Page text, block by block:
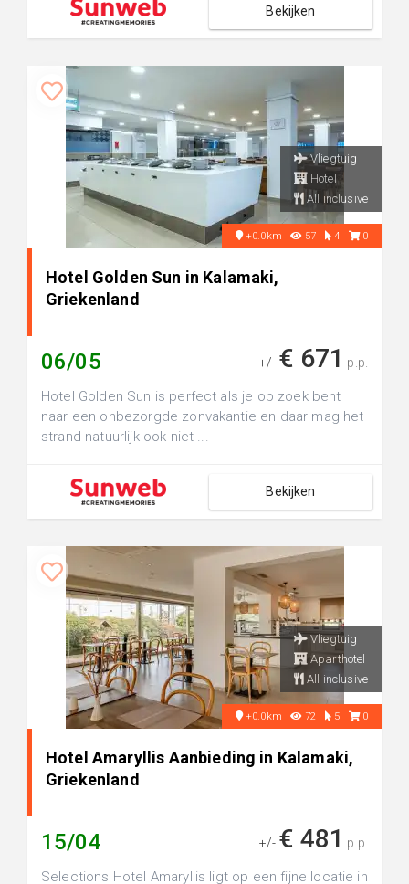
Bekijken
Vliegtuig
Hotel
All inclusive
+0.0km 57 4 0
Hotel Golden Sun in Kalamaki,
Griekenland
06/05 +/- € 671 p.p.
Hotel Golden Sun is perfect als je op zoek bent
naar een onbezorgde zonvakantie en daar mag het
strand natuurlijk ook niet ...
Bekijken
Vliegtuig
Aparthotel
All inclusive
+0.0km 72 5 0
Hotel Amaryllis Aanbieding in Kalamaki,
Griekenland
15/04 +/- € 481 p.p.
Selections Hotel Amaryllis ligt op een fijne locatie in